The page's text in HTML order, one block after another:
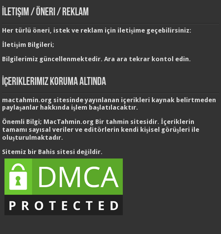
İletişim / Öneri / Reklam
Her türlü öneri, istek ve reklam için iletişime geçebilirsiniz:
İletişim Bilgileri;
Bilgilerimiz güncellenmektedir. Ara ara tekrar kontol edin.
İçeriklerimiz Koruma Altında
mactahmin.org sitesinde yayınlanan içerikleri kaynak belirtmeden
paylaşanlar hakkında işlem başlatılacaktır.
Önemli Bilgi; MacTahmin.org Bir tahmin sitesidir. İçeriklerin
tamamı sayısal veriler ve editörlerin kendi kişisel görüşleri ile
oluşturulmaktadır.
Sitemiz bir Bahis sitesi değildir.